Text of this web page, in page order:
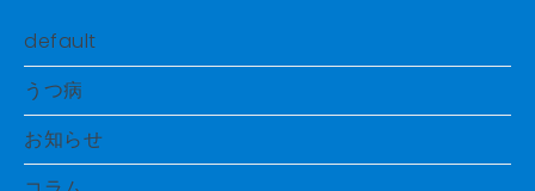
default
うつ病
お知らせ